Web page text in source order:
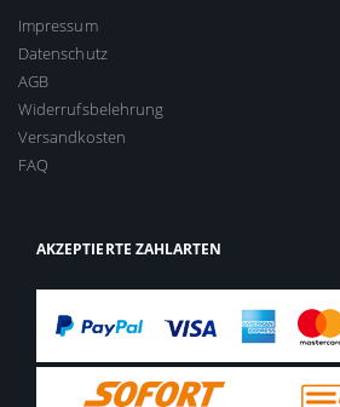
Impressum
Datenschutz
AGB
Widerrufsbelehrung
Versandkosten
FAQ
AKZEPTIERTE ZAHLARTEN